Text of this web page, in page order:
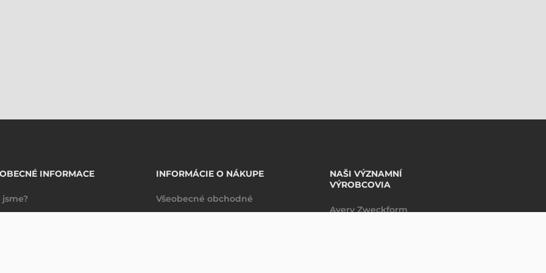
INFORMACE
jsme?
INFORMÁCIE O NÁKUPE
Všeobecné obchodné
NAŠI VÝZNAMNÍ
VÝROBCOVIA
Avery Zweckform